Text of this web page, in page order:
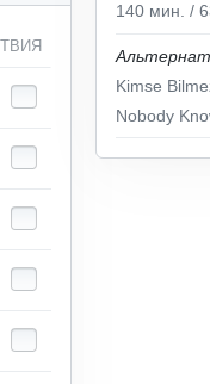
140 мин. /
Kimse
Nobody